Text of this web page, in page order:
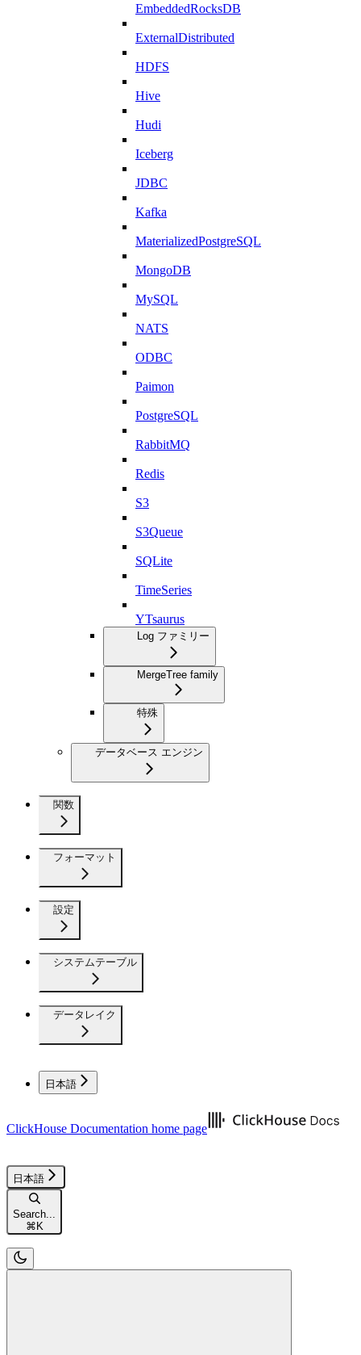
EmbeddedRocksDB
ExternalDistributed
HDFS
Hive
Hudi
Iceberg
JDBC
Kafka
MaterializedPostgreSQL
MongoDB
MySQL
NATS
ODBC
Paimon
PostgreSQL
RabbitMQ
Redis
S3
S3Queue
SQLite
TimeSeries
YTsaurus
Log ファミリー
MergeTree family
特殊
データベース エンジン
関数
フォーマット
設定
システムテーブル
データレイク
日本語
ClickHouse Documentation home page
日本語
Search...
⌘K